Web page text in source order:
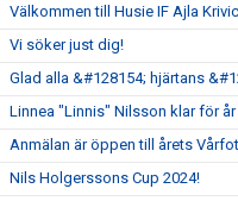
Välkommen till Husie IF Ajla
Vi söker just dig!
Glad alla &#128154; hjärtans
Linnea "Linnis" Nilsson klar för
Anmälan är öppen till årets
Nils Holgerssons Cup 2024!